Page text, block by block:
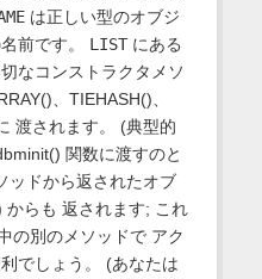
は正しい型のオブジ
前です。 LISTにある
なコンストラクタメソ
、TIEHASH()、
渡されます。 (典型的
関数に渡すのと
ッドから返されたオブ
らも 返されます; これ
の別のメソッドで アク
でしょう。 (あなたは